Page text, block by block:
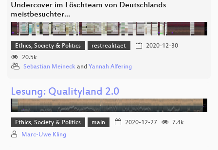
Undercover im Löschteam von Deutschlands
meistbesuchter…
Ethics, Society & Politics restrealitaet
2020-12-30
20.5k
Sebastian Meineck and Yannah Alfering
Lesung: Qualityland 2.0
Ethics, Society & Politics main 2020-12-27
7.4k
Marc-Uwe Kling